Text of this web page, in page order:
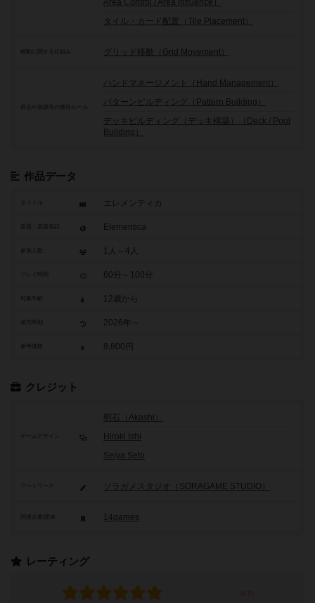
タイル・カード配置（Tile Placement）
移動に関する仕組み グリッド移動（Grid Movement）
得点や資源等の獲得ルール
ハンドマネージメント（Hand Management）
パターンビルディング（Pattern Building）
デッキビルディング（デッキ構築）（Deck / Pool
Building）
作品データ
タイトル エレメンティカ
原題・英題表記 Elementica
参加人数 1人～4人
60分～100分
対象年齢 12歳から
2026年～
参考価格 8,800円
クレジット
ゲームデザイン
明石（Akashi）
Hiroki Ishi
Seiya Seto
アートワーク ソラガメスタジオ（SORAGAME STUDIO）
14games
レーティング